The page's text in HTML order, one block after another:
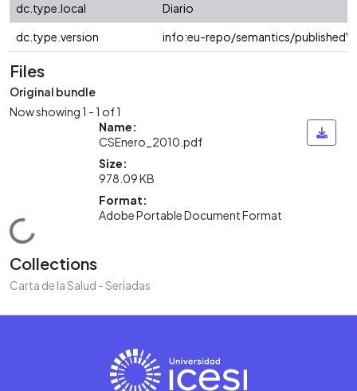
dc.type.local
Diario
dc.type.version
info:eu-repo/semantics/
Files
Original bundle
Now showing1 - 1 of 1
Loading...
Name:
CSEnero_2010.pdf
Size:
978.09 KB
Format:
Adobe Portable Document Format
Collections
Carta de la Salud - Seriadas